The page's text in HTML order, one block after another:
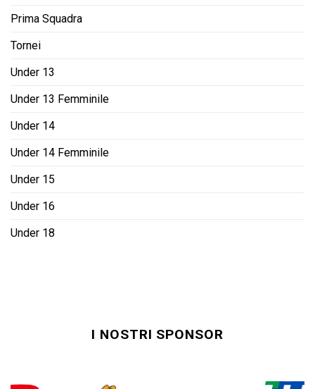
Prima Squadra
Tornei
Under 13
Under 13 Femminile
Under 14
Under 14 Femminile
Under 15
Under 16
Under 18
I NOSTRI SPONSOR